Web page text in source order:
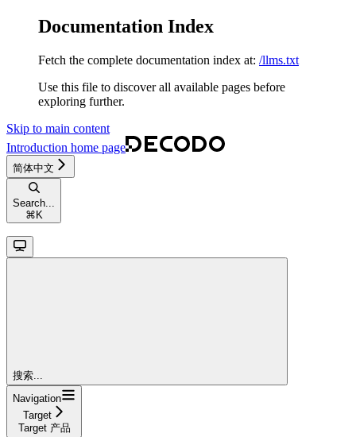
Documentation Index
Fetch the complete documentation index at: /llms.txt
Use this file to discover all available pages before
exploring further.
Skip to main content
Introduction home page
简体中文
Search...
⌘ K
搜索...
Navigation
Target
Target 产品